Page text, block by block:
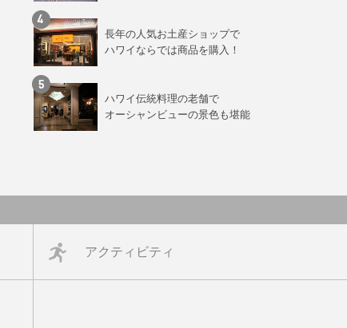
長年の人気お土産ショップで
ハワイならでは商品を購入！
ハワイ伝統料理の老舗で
オーシャンビューの景色も堪能
アクティビティ